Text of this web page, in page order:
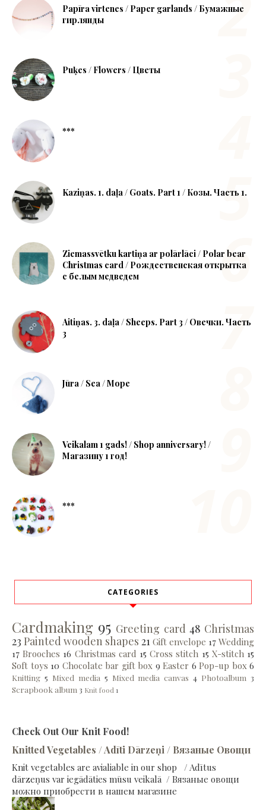
Papīra virtenes / Paper garlands / Бумажные
гирлянды
Puķes / Flowers / Цветы
***
Kaziņas. 1. daļa / Goats. Part 1 / Козы. Часть 1.
Ziemassvētku kartiņa ar polārlāci / Polar bear
Christmas card / Рождественская открытка
с белым медведем
Aitiņas. 3. daļa / Sheeps. Part 3 / Овечки. Часть
3
Jūra / Sea / Море
Veikalam 1 gads! / Shop anniversary! /
Магазину 1 год!
***
CATEGORIES
Cardmaking 95 Greeting card 48 Christmas
23 Painted wooden shapes 21 Gift envelope 17 Wedding
17 Brooches 16 Christmas card 15 Cross stitch 15 X-stitch 15
Soft toys 10 Chocolate bar gift box 9 Easter 6 Pop-up box 6
Knitting 5 Mixed media 5 Mixed media canvas 4 Photoalbum 3
Scrapbook album 3 Knit food 1
Check Out Our Knit Food!
Knitted Vegetables / Adīti Dārzeņi / Вязаные Овощи
Knit vegetables are avialiable in our shop / Adītus
dārzeņus var iegādāties mūsu veikalā / Вязаные овощи
можно приобрести в нашем магазине